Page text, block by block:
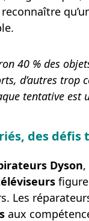
40 % des
d’autres trop
tentative est
des défis
Dyson,
Les
aux